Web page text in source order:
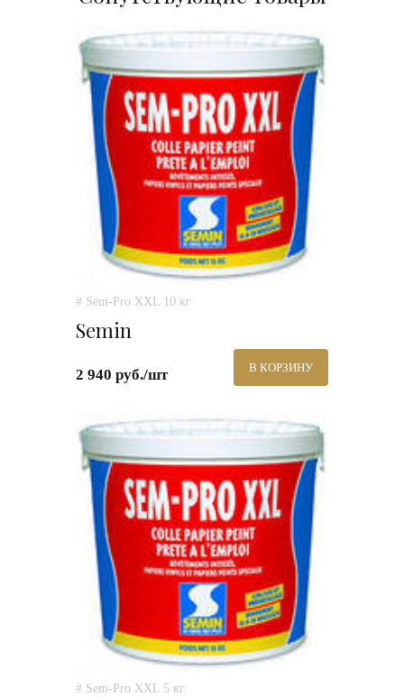
# Sem-Pro XXL 10 кг
Semin
2 940 руб./шт В КОРЗИНУ
# Sem-Pro XXL 5 кг.